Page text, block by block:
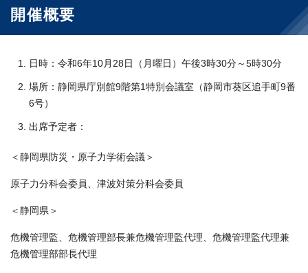
開催概要
日時：令和6年10月28日（月曜日）午後3時30分～5時30分
場所：静岡県庁別館9階第1特別会議室（静岡市葵区追手町9番
6号）
出席予定者：
＜静岡県防災・原子力学術会議＞
原子力分科会委員、津波対策分科会委員
＜静岡県＞
危機管理監、危機管理部長兼危機管理監代理、危機管理監代理兼
危機管理部部長代理